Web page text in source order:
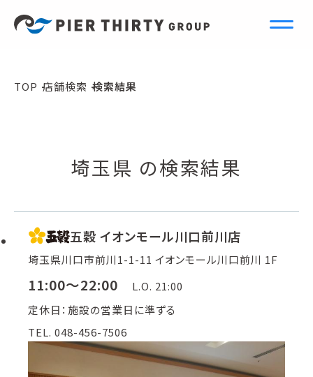
TOP 店舗検索 検索結果
埼玉県 の検索結果
五穀 イオンモール川口前川店
埼玉県川口市前川1-1-11 イオンモール川口前川 1F
11:00～22:00
L.O. 21:00
定休日：施設の営業日に準ずる
TEL. 048-456-7506